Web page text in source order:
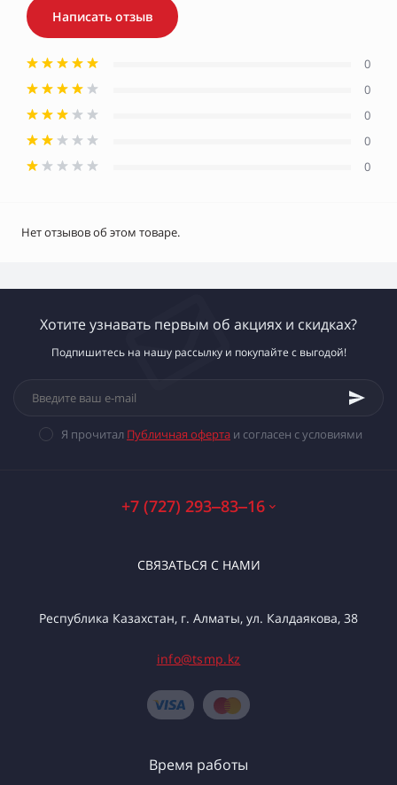
Написать отзыв
0
0
0
0
0
Нет отзывов об этом товаре.
Хотите узнавать первым об акциях и скидках?
Подпишитесь на нашу рассылку и покупайте с выгодой!
Я прочитал Публичная оферта и согласен с условиями
+7 (727) 293‒83‒16
СВЯЗАТЬСЯ С НАМИ
Республика Казахстан, г. Алматы, ул. Калдаякова, 38
info@tsmp.kz
Время работы